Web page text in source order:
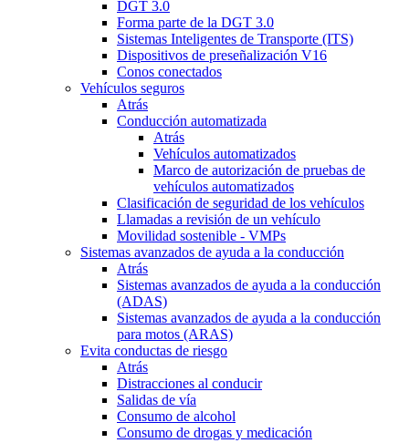
DGT 3.0
Forma parte de la DGT 3.0
Sistemas Inteligentes de Transporte (ITS)
Dispositivos de preseñalización V16
Conos conectados
Vehículos seguros
Atrás
Conducción automatizada
Atrás
Vehículos automatizados
Marco de autorización de pruebas de
vehículos automatizados
Clasificación de seguridad de los vehículos
Llamadas a revisión de un vehículo
Movilidad sostenible - VMPs
Sistemas avanzados de ayuda a la conducción
Atrás
Sistemas avanzados de ayuda a la conducción
(ADAS)
Sistemas avanzados de ayuda a la conducción
para motos (ARAS)
Evita conductas de riesgo
Atrás
Distracciones al conducir
Salidas de vía
Consumo de alcohol
Consumo de drogas y medicación